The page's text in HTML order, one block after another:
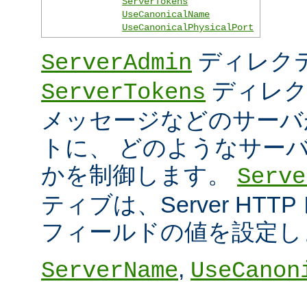
UseCanonicalName
UseCanonicalPhysicalPort
ServerAdmin ディレク
ServerTokens ディレ
メッセージなどのサー
トに、 どのようなサー
かを制御します。
ティブは、Server
フィールドの値を設定
ServerName,